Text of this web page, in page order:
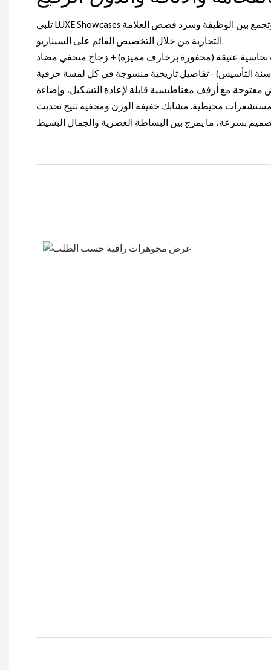
تلبي LUXE Showcases جماليات المجوهرات المتنوعة، وتجمع بين الوظيفة وسرد قصص العلامة
التجارية من خلال التخصيص القائم على السيناريو.
نحاسية عتيقة (محفورة بزخارف مميزة) + زجاج متحفي مضاد
مع أرفف مغناطيسية قابلة لإعادة التشكيل، وإضاءة
محيطية. مشابك خفيفة الوزن ومخفية تتيح تحديث